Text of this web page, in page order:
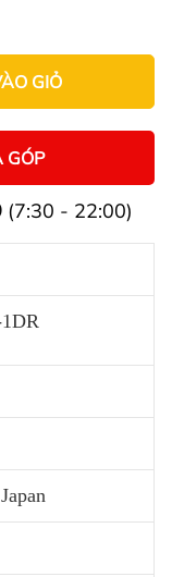
GIỎ
GÓP
(7:30 - 22:00)